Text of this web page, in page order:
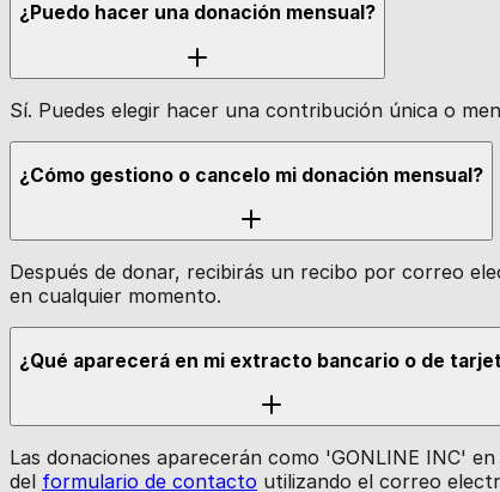
¿Puedo hacer una donación mensual?
Sí. Puedes elegir hacer una contribución única o
¿Cómo gestiono o cancelo mi donación mensual?
Después de donar, recibirás un recibo por correo
en cualquier momento.
¿Qué aparecerá en mi extracto bancario o de
Las donaciones aparecerán como 'GONLINE INC'
del formulario de contacto utilizando el correo